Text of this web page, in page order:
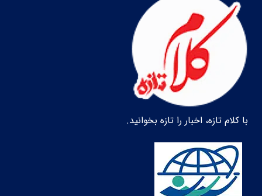
با کلام تازه، اخبار را تازه بخوانید.